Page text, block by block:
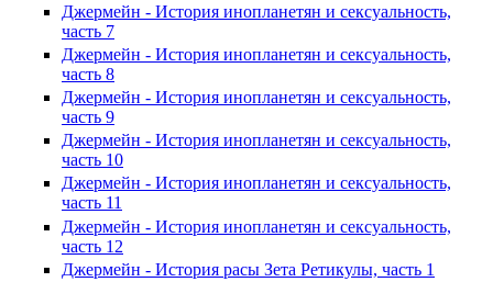
Джермейн - История инопланетян и сексуальность,
часть 7
Джермейн - История инопланетян и сексуальность,
часть 8
Джермейн - История инопланетян и сексуальность,
часть 9
Джермейн - История инопланетян и сексуальность,
часть 10
Джермейн - История инопланетян и сексуальность,
часть 11
Джермейн - История инопланетян и сексуальность,
часть 12
Джермейн - История расы Зета Ретикулы, часть 1